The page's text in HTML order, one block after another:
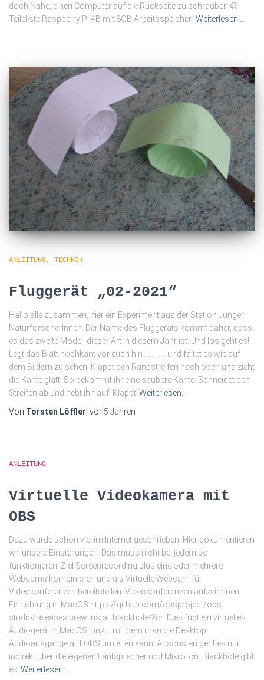
doch Nahe, einen Computer auf die Rückseite zu schrauben 😉
Teileliste Raspberry Pi 4B mit 8GB Arbeitsspeicher, Weiterlesen…
ANLEITUNG TECHNIK
Fluggerät „02-2021“
Hallo alle zusammen, hier ein Experiment aus der Station Junger
NaturforscherInnen. Der Name des Fluggeräts kommt daher, dass
es das zweite Modell dieser Art in diesem Jahr ist. Und los geht es!
Legt das Blatt hochkant vor euch hin ……. …. und faltet es wie auf
dem Bildern zu sehen. Klappt den Randstreifen nach oben und zieht
die Kante glatt. So bekommt ihr eine saubere Kante. Schneidet den
Streifen ab und hebt ihn auf! Klappt Weiterlesen…
Von Torsten Löffler , vor 5 Jahren
ANLEITUNG
Virtuelle Videokamera mit
OBS
Dazu wurde schon viel im Internet geschrieben. Hier dokumentieren
wir unsere Einstellungen. Das muss nicht bei jedem so
funktionieren. Ziel Screenrecording plus eine oder mehrere
Webcams kombinieren und als Virtuelle Webcam für
Videokonferenzen bereitstellen. Videokonferenzen aufzeichnen.
Einrichtung in MacOS https://github.com/obsproject/obs-
studio/releases brew install blackhole-2ch Dies fügt ein virtuelles
Audiogerät in MacOS hinzu, mit dem man die Desktop
Audioausgänge auf OBS umleiten kann. Ansonsten geht es nur
indirekt über die eigenen Lautsprecher und Mikrofon. Blackhole gibt
es Weiterlesen…